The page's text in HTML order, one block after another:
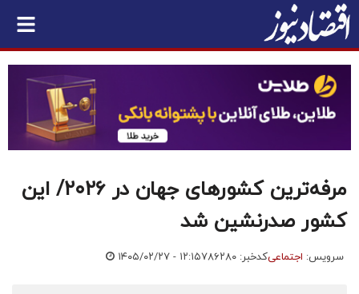
مرفه‌ترین کشورهای جهان در ۲۰۲۶/ این
کشور صدرنشین شد
سرویس: اجتماعیکدخبر: ۷۸۶۲۸۰ ۱۴۰۵/۰۲/۲۷ - ۱۲:۱۵